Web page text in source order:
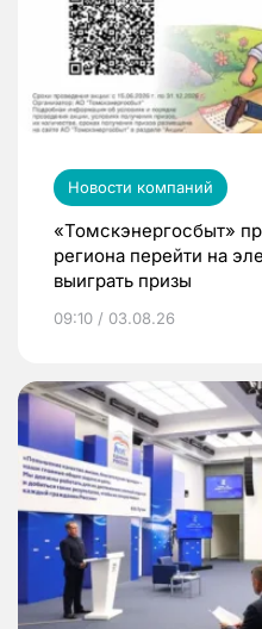
Новости компаний
«Томскэнергосбыт»
региона перейти на
выиграть призы
09:10 / 03.08.26